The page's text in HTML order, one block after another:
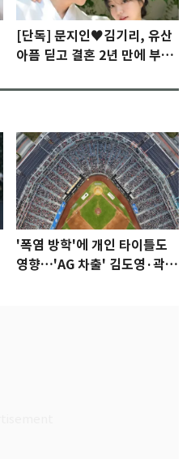
[단독] 문지인♥김기리, 유산
아픔 딛고 결혼 2년 만에 부모
'폭염 방학'에 개인 타이틀도
영향…'AG 차출' 김도영·곽빈